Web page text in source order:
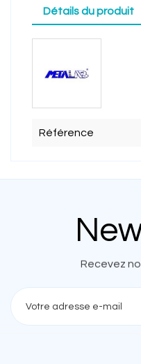
Détails du produit
Référence
Recevez